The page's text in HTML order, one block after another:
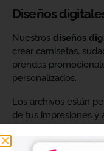
Diseños
Nuestros diseños
crear camisetas,
prendas
personalizados.
Los archivos están
de tus impresiones y
tendrás que adaptar